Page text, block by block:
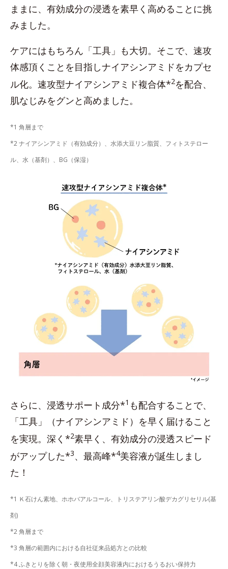
ままに、有効成分の浸透を素早く高めることに挑
みました。
ケアにはもちろん「工具」も大切。そこで、速攻
体感頂くことを目指しナイアシンアミドをカプセ
ル化。速攻型ナイアシンアミド複合体*2を配合、
肌なじみをグンと高めました。
*1 角層まで
*2 ナイアシンアミド（有効成分）、水添大豆リン脂質、フィトステロー
ル、水（基剤）、BG（保湿）
さらに、浸透サポート成分*1 も配合することで、
「工具」（ナイアシンアミド）を早く届けること
を実現。深く*2素早く、有効成分の浸透スピード
がアップした*3、最高峰*4美容液が誕生しまし
た！
*1 Ｋ石けん素地、ホホバアルコール、トリステアリン酸デカグリセリル(基
剤)
*2 角層まで
*3 角層の範囲内における自社従来品処方との比較
*4 ふきとりを除く朝・夜使用全顔美容液内におけるうるおい保持力